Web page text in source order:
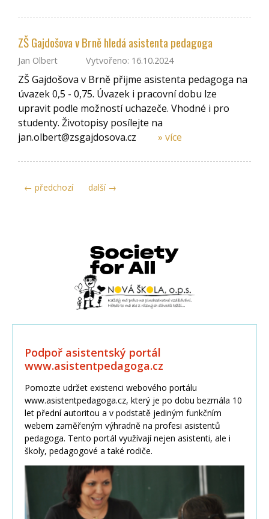
ZŠ Gajdošova v Brně hledá asistenta pedagoga
Jan Olbert Vytvořeno: 16.10.2024
ZŠ Gajdošova v Brně přijme asistenta pedagoga na
úvazek 0,5 - 0,75. Úvazek i pracovní dobu lze
upravit podle možností uchazeče. Vhodné i pro
studenty. Životopisy posílejte na
jan.olbert@zsgajdosova.cz
» více
← předchozí další →